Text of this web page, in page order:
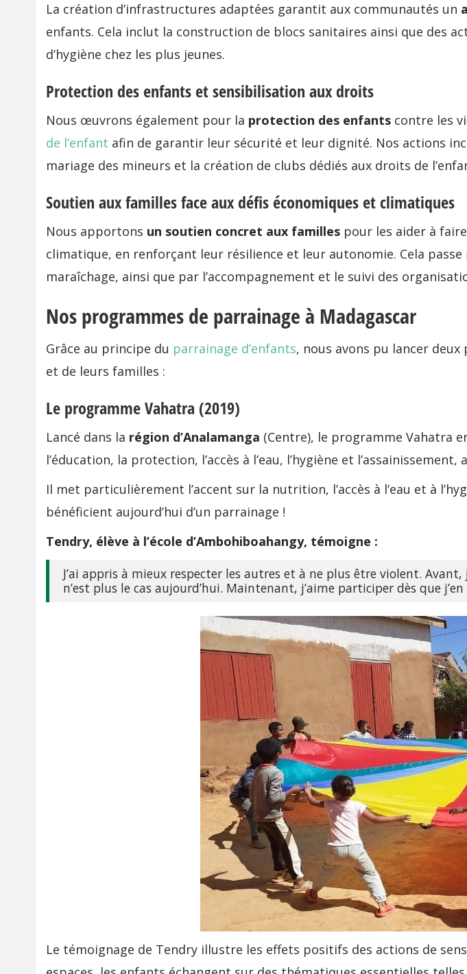
La création d’infrastructures adaptées garantit aux communautés un
enfants. Cela inclut la construction de blocs sanitaires ainsi que des
d’hygiène chez les plus jeunes.
Protection des enfants et sensibilisation aux droits
Nous œuvrons également pour la protection des enfants contre les
de l’enfant afin de garantir leur sécurité et leur dignité. Nos actions
mariage des mineurs et la création de clubs dédiés aux droits de
Soutien aux familles face aux défis économiques et climatiques
Nous apportons un soutien concret aux familles pour les aider à
climatique, en renforçant leur résilience et leur autonomie. Cela
maraîchage, ainsi que par l’accompagnement et le suivi des
Nos programmes de parrainage à Madagascar
Grâce au principe du parrainage d’enfants, nous avons pu lancer
et de leurs familles :
Le programme Vahatra (2019)
Lancé dans la région d’Analamanga (Centre), le programme Vahatra
l’éducation, la protection, l’accès à l’eau, l’hygiène et
Il met particulièrement l’accent sur la nutrition, l’accès à l’eau et à
bénéficient aujourd’hui d’un parrainage !
Tendry, élève à l’école d’Ambohiboahangy, témoigne :
J’ai appris à mieux respecter les autres et à ne plus être violent.
n’est plus le cas aujourd’hui. Maintenant, j’aime participer dès que
Le témoignage de Tendry illustre les effets positifs des actions de